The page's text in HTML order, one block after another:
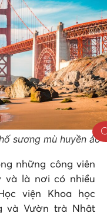
sương mù huyền ảo
những công viên
và là nơi có nhiều
viện Khoa học
và Vườn trà Nhật